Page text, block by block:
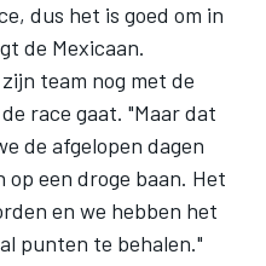
dus het is goed om in
de Mexicaan.
team nog met de
race gaat. "Maar dat
de afgelopen dagen
een droge baan. Het
en we hebben het
punten te behalen."